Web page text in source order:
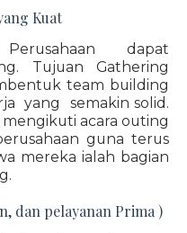
Kuat
dapat
Tujuan Gathering
team building
yang semakin solid.
acara outing
guna terus
mereka ialah bagian
dan pelayanan Prima )